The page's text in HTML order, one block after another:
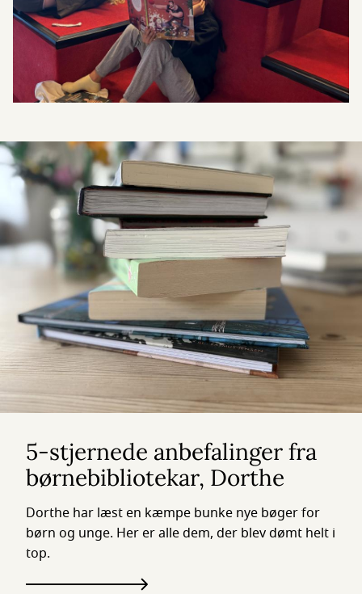
5-stjernede anbefalinger fra
børnebibliotekar, Dorthe
Dorthe har læst en kæmpe bunke nye bøger for
børn og unge. Her er alle dem, der blev dømt helt i
top.